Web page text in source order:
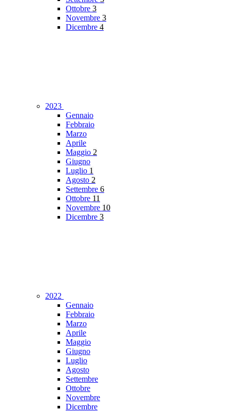
Ottobre 3
Novembre 3
Dicembre 4
2023
Gennaio
Febbraio
Marzo
Aprile
Maggio 2
Giugno
Luglio 1
Agosto 2
Settembre 6
Ottobre 11
Novembre 10
Dicembre 3
2022
Gennaio
Febbraio
Marzo
Aprile
Maggio
Giugno
Luglio
Agosto
Settembre
Ottobre
Novembre
Dicembre